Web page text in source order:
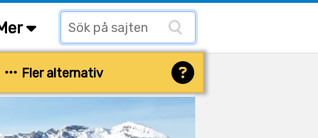
Fler alternativ